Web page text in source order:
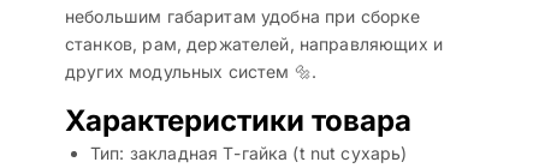
небольшим габаритам удобна при сборке
станков, рам, держателей, направляющих и
других модульных систем 🔩.
Характеристики товара
Тип: закладная Т-гайка (t nut сухарь)